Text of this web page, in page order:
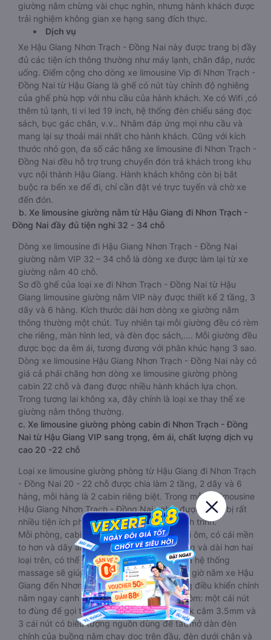
giường nằm chừng vài chục nghìn, nhưng hành khách được
trải nghiệm không gian xe hạng sang đích thực.
Dịch vụ
Xe Hậu Giang Nhơn Trạch - Đồng Nai này được trang bị đầy
đủ các tiện ích thông thường như máy lạnh, chăn đắp, nước
uống. Điểm cộng cho dòng xe limousine Vip đi Nhơn Trạch -
Đồng Nai từ Hậu Giang là ghế có nút tùy chỉnh độ nghiêng
của ghế phù hợp với nhu cầu của hành khách. Xe có Wifi ,có
thêm tủ lạnh, ti vi led 19 inch, hệ thống đèn chiếu sáng đọc
sách, bục gác chân, v.v.. Nhằm đáp ứng mọi nhu cầu và
mang lại sự thoải mái nhất cho hành khách. Cũng với kích
thước nhỏ gọn, đa số các hãng xe limousine đi Nhơn Trạch -
Đồng Nai đều hỗ trợ trung chuyển đón trả khách trong khu
vực nội thành Hậu Giang. Hành khách không còn bị bắt
buộc ra bến xe để đi, chỉ cần đặt vé trực tuyến và chờ xe
đến đón.
b. Xe limousine giường nằm từ Hậu Giang đi Nhơn Trạch -
Đồng Nai đầy đủ tiện nghi 32 - 34 chỗ
Dòng xe limousine đi Hậu Giang Nhơn Trạch - Đồng Nai
giường nằm VIP 32 – 34 chỗ là dòng xe được làm lại từ xe
giường nằm 40 chỗ.
Sơ đồ ghế của loại xe đi Nhơn Trạch - Đồng Nai từ Hậu
Giang limousine giường nằm VIP này được thiết kế 2 tầng, 3
dãy và 6 hàng. Kích thước dài hơn dòng xe giường nằm
thông thường một chút. Tuy nhiên tại mỗi giường đều có rèm
che riêng, màn hình led, và đèn đọc sách,…. Mỗi giường đều
được bọc da êm ái, tương đương với phân khúc hạng 3 sao.
Dòng xe limousine Hậu Giang Nhơn Trạch - Đồng Nai này có
giá cả phải chăng hơn dòng xe limousine giường phòng
cabin 22 chỗ và đang được nhiều hành khách lựa chọn.
Trong tương lai không xa, đây chính là loại xe thay thế xe
giường nằm thông thường.
c. Xe limousine giường phòng cabin đi Nhơn Trạch - Đồng
Nai từ Hậu Giang VIP sang trọng, êm ái, chất lượng dịch vụ
cao 20 -22 chỗ
Loại xe limousine giường phòng từ Hậu Giang đi Nhơn Trạch
- Đồng Nai 20 - 22 chỗ được chia làm 2 tầng, 2 dãy và 6
hàng, mỗi hàng là 2 cabin riêng biệt. Trong mỗi xe limousine
Hậu Giang Nhơn Trạch - Đồng Nai cabin được trang bị rất
nhiều tiện ích phục vụ hành khách suốt hành trình.
Mỗi phòng, cabin đều có gối nằm rời, có gối ôm, có cái mền
to hơn và dây an toàn seat belt. Giường rộng và dài hơn hai
loại trên, có thể lăn lộn thoải mái. Đặc biệt là hệ thống
massage sẽ giúp bạn thư giãn trong những giờ nằm xe Hậu
Giang đến Nhơn Trạch - Đồng Nai dài. Bảng điều khiển chính
nằm ngay cạnh đầu để tiện tay tuỳ chỉnh gồm: một cái nút
to đùng để gọi tiếp viên, 2 cổng USB , 1 jack cắm 3.5mm và
3 cái nút có biểu tượng nguồn dùng để tắt/mở dàn đèn
chính của buồng nằm chạy dọc trên đầu, đèn dưới chân và